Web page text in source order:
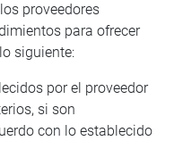
proveedores
para ofrecer
siguiente:
por el proveedor
si son
con lo establecido